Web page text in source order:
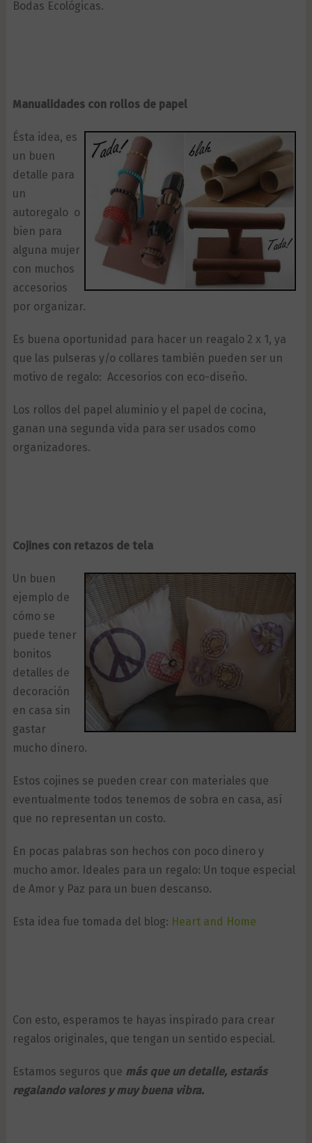
Bodas Ecológicas.
Manualidades con rollos de papel
Ésta idea, es
un buen
detalle para
un
autoregalo o
bien para
alguna mujer
con muchos
accesorios
por organizar.
Es buena oportunidad para hacer un reagalo 2 x 1, ya
que las pulseras y/o collares también pueden ser un
motivo de regalo: Accesorios con eco-diseño.
Los rollos del papel aluminio y el papel de cocina,
ganan una segunda vida para ser usados como
organizadores.
Cojines con retazos de tela
Un buen
ejemplo de
cómo se
puede tener
bonitos
detalles de
decoración
en casa sin
gastar
mucho dinero.
Estos cojines se pueden crear con materiales que
eventualmente todos tenemos de sobra en casa, así
que no representan un costo.
En pocas palabras son hechos con poco dinero y
mucho amor. Ideales para un regalo: Un toque especial
de Amor y Paz para un buen descanso.
Esta idea fue tomada del blog: Heart and Home
Con esto, esperamos te hayas inspirado para crear
regalos originales, que tengan un sentido especial.
Estamos seguros que más que un detalle, estarás
regalando valores y muy buena vibra.